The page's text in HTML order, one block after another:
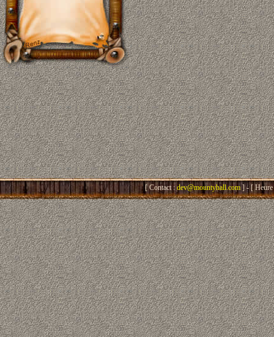
[ Contact :dev@mountyhall.com ] - [ Heure